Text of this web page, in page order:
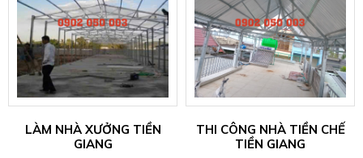
LÀM NHÀ XƯỞNG TIỀN
GIANG
THI CÔNG NHÀ TIỀN CHẾ
TIỀN GIANG